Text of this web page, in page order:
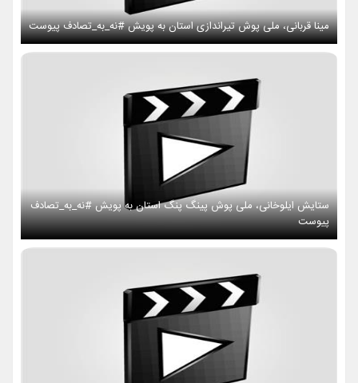
مینا قربانی، ملی پوش تیراندازی استان به پویش #نه_به_تصادف پیوست
ستایش ایلوخانی، ملی پوش پینگ پنگ استان به پویش #نه_به_تصادف
پیوست